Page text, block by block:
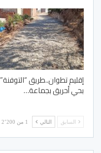
إقليم تطوان..طريق “التوفنة”
بحي أحريق بجماعة…
السابق التالي 1 من 2٬200